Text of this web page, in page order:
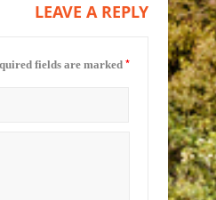
LEAVE A REPLY
fields are marked *